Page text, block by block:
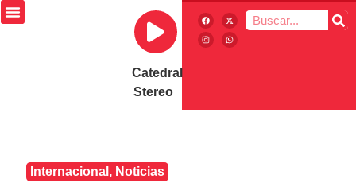
Catedral
Stereo
Internacional , Noticias